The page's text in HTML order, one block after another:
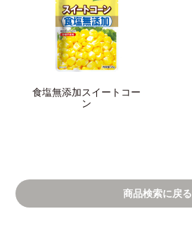
食塩無添加スイートコー
ン
商品検索に戻る